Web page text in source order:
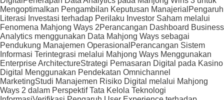
Mengoptimalkan Pengambilan Keputusan Manajerial Pengaruh
Literasi Investasi terhadap Perilaku Investor Saham melalui
Fenomena Mahjong Ways 2Perancangan Dashboard Business
Analytics menggunakan Data Mahjong Ways sebagai
Pendukung Manajemen Operasional Perancangan Sistem
Informasi Terintegrasi melalui Mahjong Ways Menggunakan
Enterprise ArchitectureStrategi Pemasaran Digital pada Kasino
Digital Menggunakan Pendekatan Omnichannel
MarketingStudi Manajemen Risiko Digital melalui Mahjong
Ways 2 dalam Perspektif Tata Kelola Teknologi